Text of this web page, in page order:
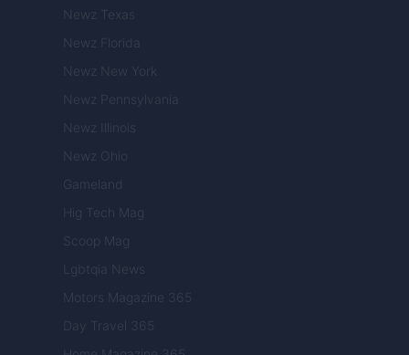
Newz Texas
Newz Florida
Newz New York
Newz Pennsylvania
Newz Illinois
Newz Ohio
Gameland
Hig Tech Mag
Scoop Mag
Lgbtqia News
Motors Magazine 365
Day Travel 365